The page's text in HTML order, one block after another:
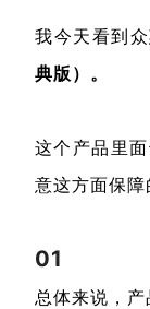
我今天看到
典版）。
这个产品里
意这方面保障
01
总体来说，产